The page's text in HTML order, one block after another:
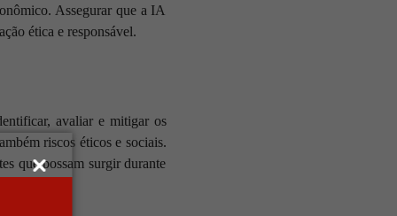
Assegurar que a IA
ética e responsável.
avaliar e mitigar os
riscos éticos e sociais.
que possam surgir durante